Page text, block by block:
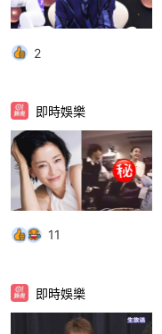
2
即時娛樂
11
即時娛樂